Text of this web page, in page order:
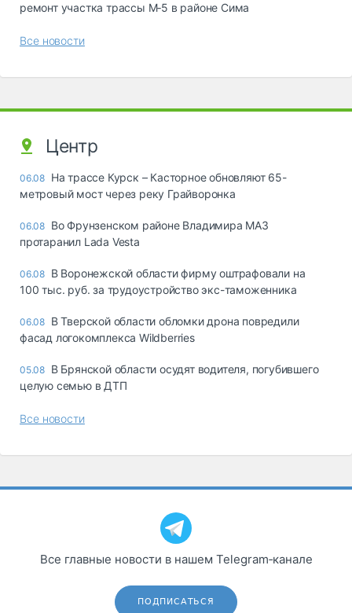
ремонт участка трассы М‑5 в районе Сима
Все новости
Центр
06.08 На трассе Курск – Касторное обновляют 65-
метровый мост через реку Грайворонка
06.08 Во Фрунзенском районе Владимира МАЗ
протаранил Lada Vesta
06.08 В Воронежской области фирму оштрафовали на
100 тыс. руб. за трудоустройство экс-таможенника
06.08 В Тверской области обломки дрона повредили
фасад логокомплекса Wildberries
05.08 В Брянской области осудят водителя, погубившего
целую семью в ДТП
Все новости
Все главные новости в нашем Telegram‑канале
ПОДПИСАТЬСЯ